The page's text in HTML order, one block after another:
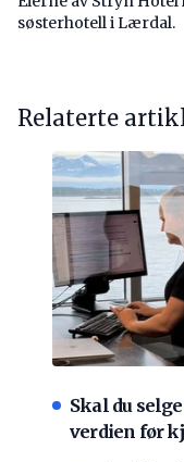
søsterhotell i Lærdal.
Relaterte
Skal du
verdien før